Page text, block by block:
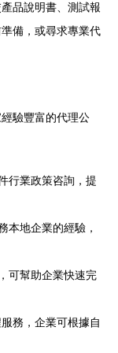
品說明書、測試報
備，或尋求專業代
驗豐富的代理公
行業政策咨詢，提
本地企業的經驗，
可幫助企業快速完
務，企業可根據自